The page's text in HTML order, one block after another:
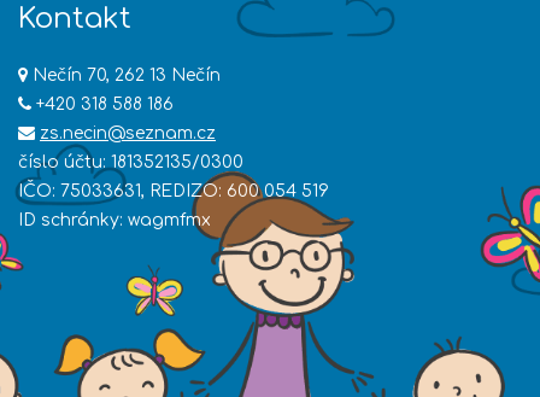
Kontakt
Nečín 70, 262 13 Nečín
+420 318 588 186
zs.necin@seznam.cz
číslo účtu: 181352135/0300
IČO: 75033631, REDIZO: 600 054 519
ID schránky: wagmfmx